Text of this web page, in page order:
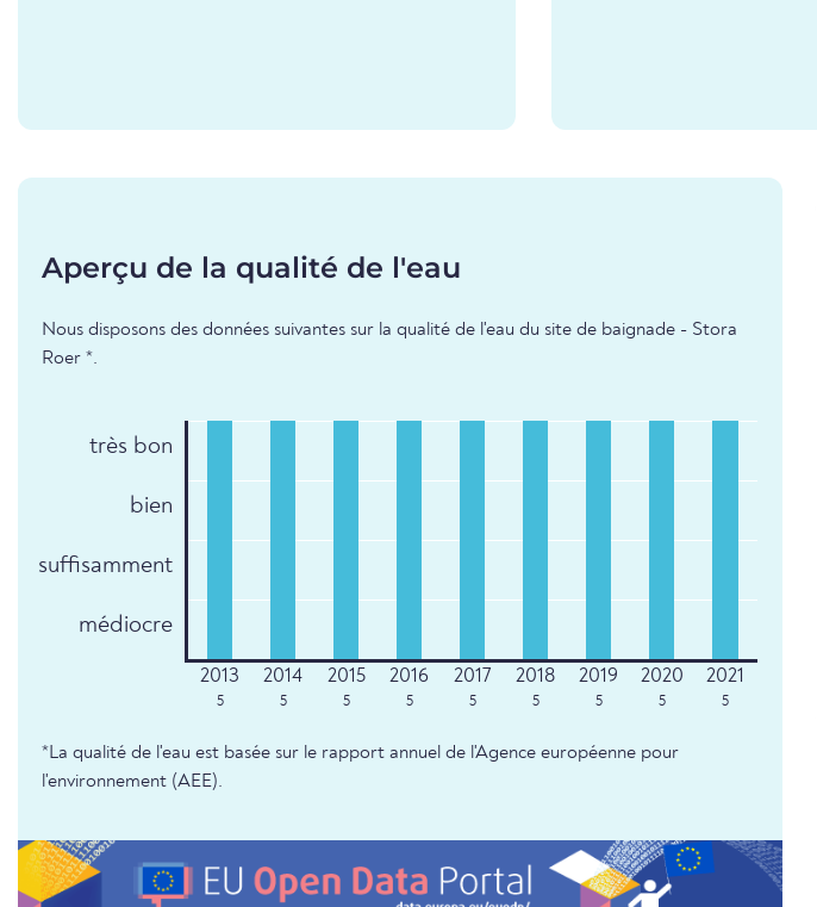
Aperçu de la qualité de l'eau
Nous disposons des données suivantes sur la qualité de l'eau du site de baignade - Stora
Roer *.
très bon
bien
suffisamment
médiocre
5 5 5 5 5 5 5 5 5
*La qualité de l'eau est basée sur le rapport annuel de l'Agence européenne pour
l'environnement (AEE).